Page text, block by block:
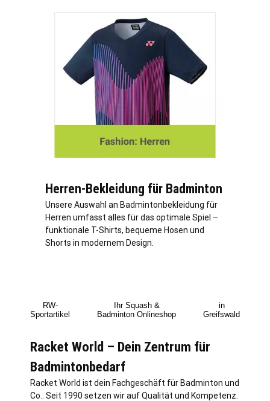
Herren-Bekleidung für Badminton
Unsere Auswahl an Badmintonbekleidung für
Herren umfasst alles für das optimale Spiel –
funktionale T-Shirts, bequeme Hosen und
Shorts in modernem Design.
RW-
Sportartikel
Ihr Squash &
Badminton Onlineshop
in
Greifswald
Racket World – Dein Zentrum für
Badmintonbedarf
Racket World ist dein Fachgeschäft für Badminton und
Co.. Seit 1990 setzen wir auf Qualität und Kompetenz.